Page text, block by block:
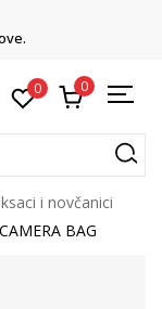
0 0
i novčanici
BAG